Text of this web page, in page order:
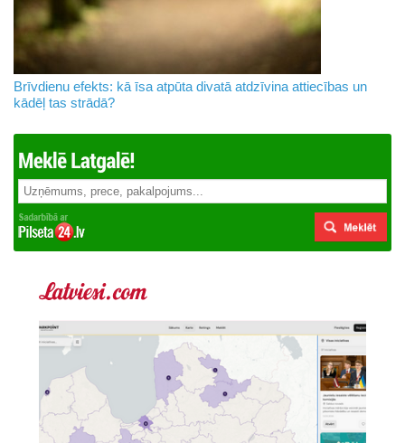
Brīvdienu efekts: kā īsa atpūta divatā atdzīvina attiecības un
kādēļ tas strādā?